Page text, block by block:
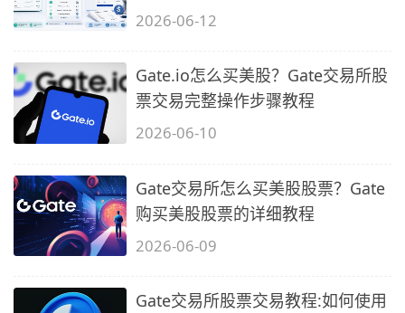
2026-06-12
Gate.io怎么买美股？Gate交易所股
票交易完整操作步骤教程
2026-06-10
Gate交易所怎么买美股股票？Gate
购买美股股票的详细教程
2026-06-09
Gate交易所股票交易教程:如何使用